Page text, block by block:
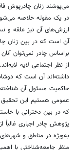
می‌پوشند زنان چادرپوش
در یک مقوله خلاصه
ارزش‌های آن نیز علقه و
آن است که در بین زنان
براساس چادر نمی‌توان
از نظر اجتماعی لایه
داشته‌اند آن است که
حاکمیت مسئول آن
عمومی هستیم این
که در بین دخترانی با
پژوهش چادر اجباری
به‌ویژه در مناطق و
منظر جامعه‌شناختی با